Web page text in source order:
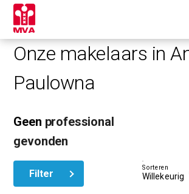
Onze makelaars in
Paulowna
Filter
Geen professional
gevonden
Willekeurig
Sorteren